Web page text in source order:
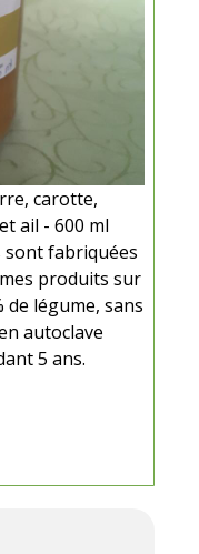
carotte,
ail - 600 ml
fabriquées
produits sur
légume, sans
autoclave
5 ans.